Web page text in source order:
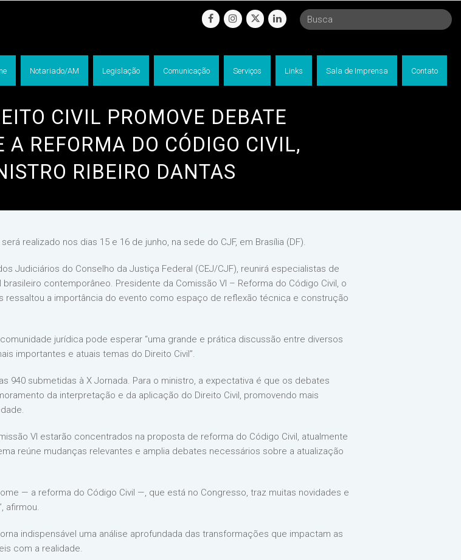
facebookinstagram
twitterlinkedin
Notariado/AM Legislação Comunicação Serviços Links Sala de Imprensa Contato
CIVIL PROMOVE DEBATE
A REFORMA DO CÓDIGO CIVIL,
RIBEIRO DANTAS
realizado nos dias 15 e 16 de junho, na sede do CJF, em Brasília (DF).
Judiciários do Conselho da Justiça Federal (CEJ/CJF), reunirá especialistas de
contemporâneo. Presidente da Comissão VI – Reforma do Código Civil, o
ressaltou a importância do evento como espaço de reflexão técnica e construção
jurídica pode esperar “uma grande e prática discussão entre diversos
importantes e atuais temas do Direito Civil”.
940 submetidas à X Jornada. Para o ministro, a expectativa é que os debates
da interpretação e da aplicação do Direito Civil, promovendo mais
VI estarão concentrados na proposta de reforma do Código Civil, atualmente
reúne mudanças relevantes e amplia debates necessários sobre a atualização
— a reforma do Código Civil —, que está no Congresso, traz muitas novidades e
afirmou.
indispensável uma análise aprofundada das transformações que impactam as
com a realidade.